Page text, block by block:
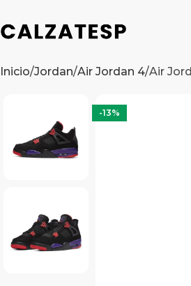
Inicio Jordan Air Jordan 4 Air
-13%